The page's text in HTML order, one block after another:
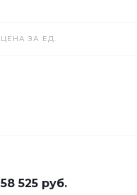
ЦЕНА ЗА ЕД.
58 525 руб.